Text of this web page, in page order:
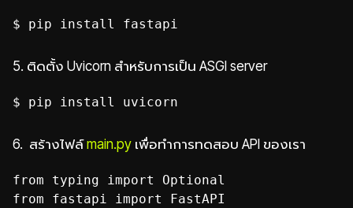
$ pip install fastapi
5. ติดตั้ง Uvicorn สำหรับการเป็น ASGI server
$ pip install uvicorn
6. สร้างไฟล์main.py เพื่อทำการทดสอบ API ของเรา
from typing import Optional
from fastapi import FastAPI